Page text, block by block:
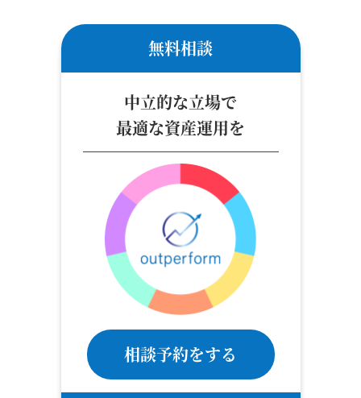
無料相談
中立的な立場で
最適な資産運用を
相談予約をする